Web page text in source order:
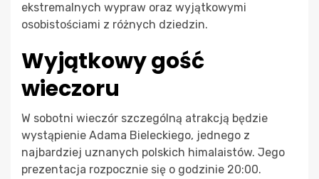
ekstremalnych wypraw oraz wyjątkowymi
osobistościami z różnych dziedzin.
Wyjątkowy gość
wieczoru
W sobotni wieczór szczególną atrakcją będzie
wystąpienie Adama Bieleckiego, jednego z
najbardziej uznanych polskich himalaistów. Jego
prezentacja rozpocznie się o godzinie 20:00.